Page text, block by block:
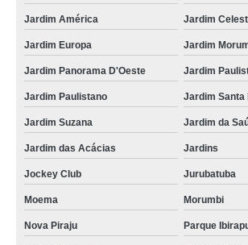
Jardim América Jardim
Jardim Europa Jardim
Jardim Panorama D'Oeste Jardim
Jardim Paulistano Jardim Santa
Jardim Suzana Jardim da
Jardim das Acácias Jardins
Jockey Club Jurubatuba
Moema Morumbi
Nova Piraju Parque